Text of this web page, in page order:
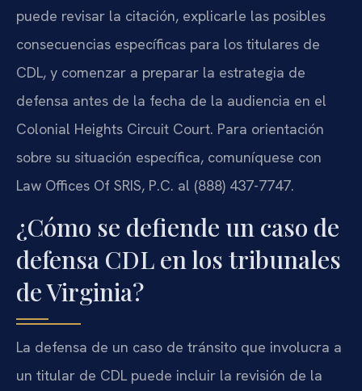
puede revisar la citación, explicarle las posibles
consecuencias específicas para los titulares de
CDL, y comenzar a preparar la estrategia de
defensa antes de la fecha de la audiencia en el
Colonial Heights Circuit Court. Para orientación
sobre su situación específica, comuníquese con
Law Offices Of SRIS, P.C. al (888) 437-7747.
¿Cómo se defiende un caso de
defensa CDL en los tribunales
de Virginia?
La defensa de un caso de tránsito que involucra a
un titular de CDL puede incluir la revisión de la